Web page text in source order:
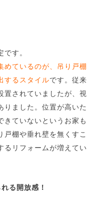
す。
めているのが、吊り戸棚
するスタイルです。従来
置されていましたが、視
りました。位置が高いた
きていないというお家も
戸棚や垂れ壁を無くすこ
るリフォームが増えてい
る開放感！